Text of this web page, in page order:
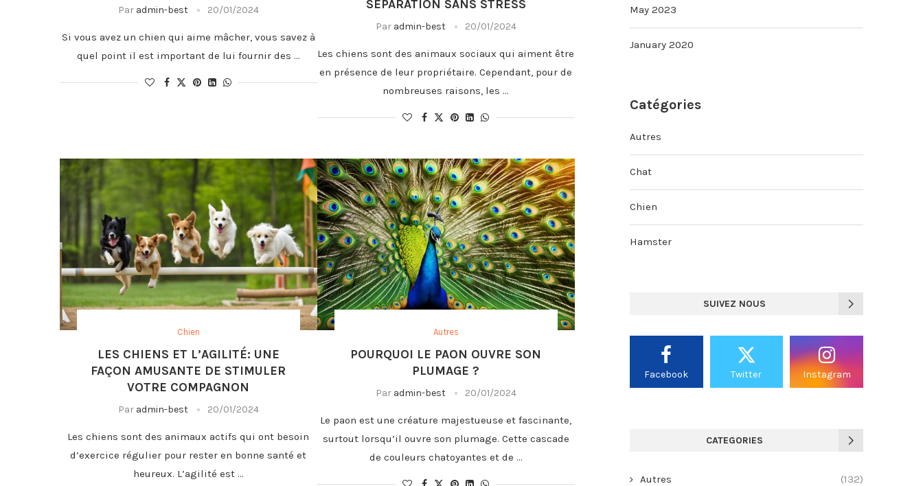
Par admin-best 20/01/2024
Si vous avez un chien qui aime mâcher, vous savez à
quel point il est important de lui fournir des …
SÉPARATION SANS STRESS
Par admin-best 20/01/2024
Les chiens sont des animaux sociaux qui aiment être
en présence de leur propriétaire. Cependant, pour de
nombreuses raisons, les …
Chien
LES CHIENS ET L’AGILITÉ: UNE
FAÇON AMUSANTE DE STIMULER
VOTRE COMPAGNON
Par admin-best 20/01/2024
Les chiens sont des animaux actifs qui ont besoin
d’exercice régulier pour rester en bonne santé et
heureux. L’agilité est …
Autres
POURQUOI LE PAON OUVRE SON
PLUMAGE ?
Par admin-best 20/01/2024
Le paon est une créature majestueuse et fascinante,
surtout lorsqu’il ouvre son plumage. Cette cascade
de couleurs chatoyantes et de …
May 2023
January 2020
Catégories
Autres
Chat
Chien
Hamster
SUIVEZ NOUS
Facebook Twitter Instagram
CATEGORIES
Autres (132)